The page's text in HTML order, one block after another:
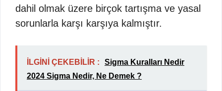
dahil olmak üzere birçok tartışma ve yasal
sorunlarla karşı karşıya kalmıştır.
İLGİNİ ÇEKEBİLİR :
Sigma Kuralları Nedir
2024 Sigma Nedir, Ne Demek ?